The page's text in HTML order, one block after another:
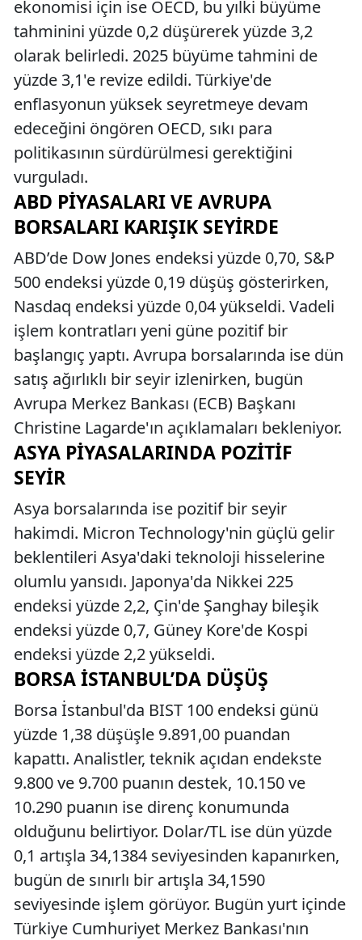
ekonomisi için ise OECD, bu yılki büyüme
tahminini yüzde 0,2 düşürerek yüzde 3,2
olarak belirledi. 2025 büyüme tahmini de
yüzde 3,1'e revize edildi. Türkiye'de
enflasyonun yüksek seyretmeye devam
edeceğini öngören OECD, sıkı para
politikasının sürdürülmesi gerektiğini
vurguladı.
ABD PIYASALARI VE AVRUPA
BORSALARI KARIŞIK SEYIRDE
ABD’de Dow Jones endeksi yüzde 0,70, S&P
500 endeksi yüzde 0,19 düşüş gösterirken,
Nasdaq endeksi yüzde 0,04 yükseldi. Vadeli
işlem kontratları yeni güne pozitif bir
başlangıç yaptı. Avrupa borsalarında ise dün
satış ağırlıklı bir seyir izlenirken, bugün
Avrupa Merkez Bankası (ECB) Başkanı
Christine Lagarde'ın açıklamaları bekleniyor.
ASYA PIYASALARINDA POZITIF
SEYIR
Asya borsalarında ise pozitif bir seyir
hakimdi. Micron Technology'nin güçlü gelir
beklentileri Asya'daki teknoloji hisselerine
olumlu yansıdı. Japonya'da Nikkei 225
endeksi yüzde 2,2, Çin'de Şanghay bileşik
endeksi yüzde 0,7, Güney Kore'de Kospi
endeksi yüzde 2,2 yükseldi.
BORSA İSTANBUL’DA DÜŞÜŞ
Borsa İstanbul'da BIST 100 endeksi günü
yüzde 1,38 düşüşle 9.891,00 puandan
kapattı. Analistler, teknik açıdan endekste
9.800 ve 9.700 puanın destek, 10.150 ve
10.290 puanın ise direnç konumunda
olduğunu belirtiyor. Dolar/TL ise dün yüzde
0,1 artışla 34,1384 seviyesinden kapanırken,
bugün de sınırlı bir artışla 34,1590
seviyesinde işlem görüyor. Bugün yurt içinde
Türkiye Cumhuriyet Merkez Bankası'nın